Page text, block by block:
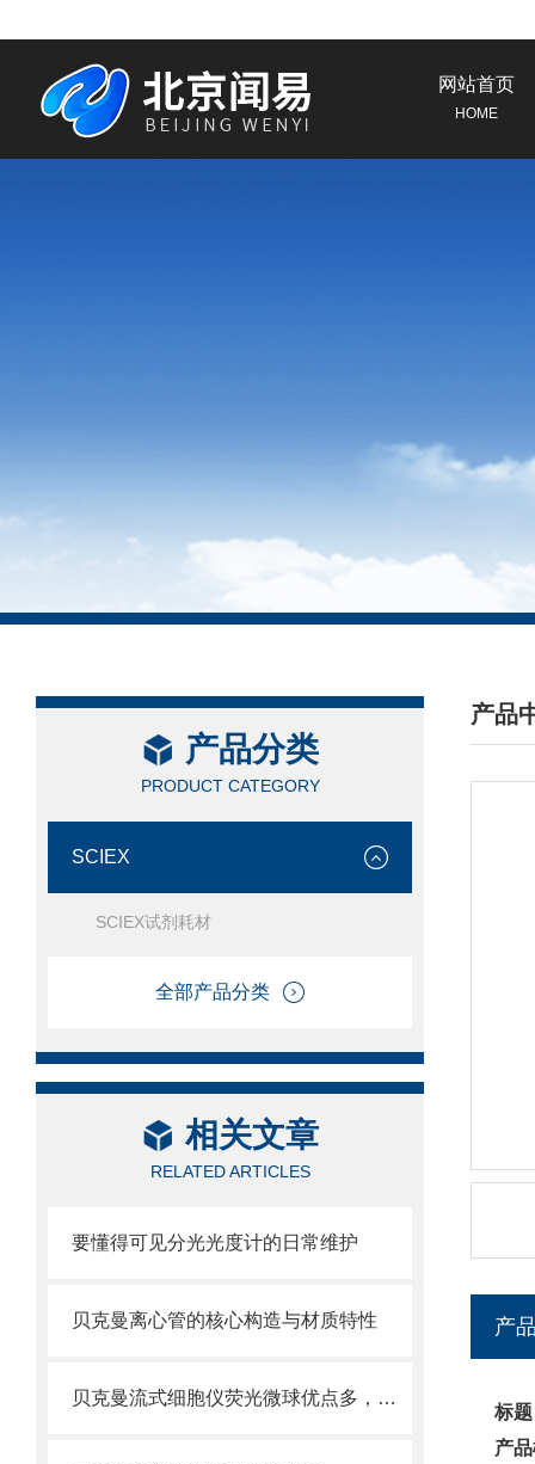
网站首页
HOME
产品分类
PRODUCT CATEGORY
SCIEX
SCIEX试剂耗材
全部产品分类
相关文章
RELATED ARTICLES
要懂得可见分光光度计的日常维护
贝克曼离心管的核心构造与材质特性
贝克曼流式细胞仪荧光微球优点多，实用效果好
产品
/
产
标
产